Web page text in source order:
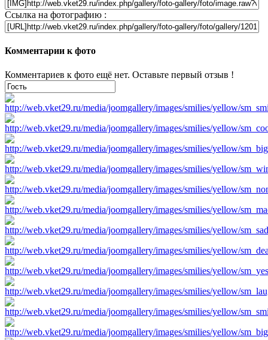
Ссылка на фотографию :
Комментарии к фото
Комментариев к фото ещё нет. Оставьте первый отзыв !